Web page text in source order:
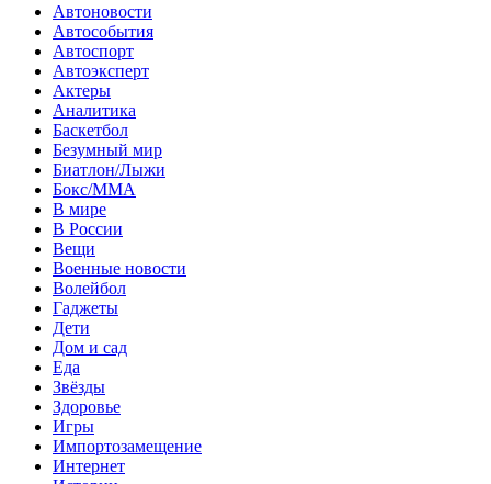
Автоновости
Автособытия
Автоспорт
Автоэксперт
Актеры
Аналитика
Баскетбол
Безумный мир
Биатлон/Лыжи
Бокс/MMA
В мире
В России
Вещи
Военные новости
Волейбол
Гаджеты
Дети
Дом и сад
Еда
Звёзды
Здоровье
Игры
Импортозамещение
Интернет